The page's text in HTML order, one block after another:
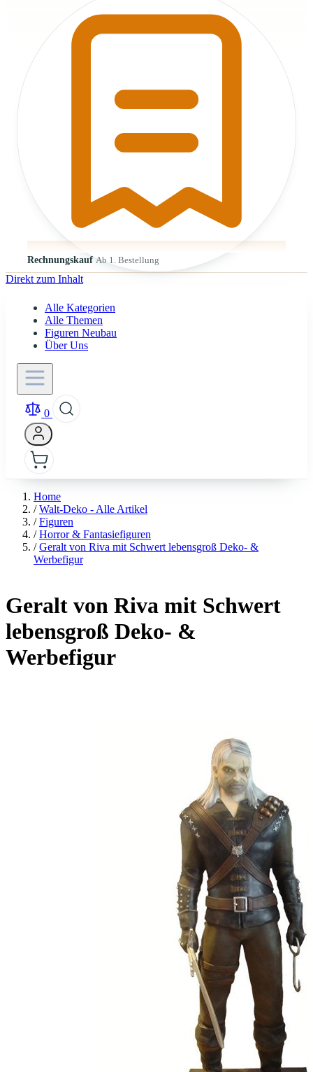
Rechnungskauf Ab 1. Bestellung
Direkt zum Inhalt
Alle Kategorien
Alle Themen
Figuren Neubau
Über Uns
0
Home
/ Walt-Deko - Alle Artikel
/ Figuren
/ Horror & Fantasiefiguren
/ Geralt von Riva mit Schwert lebensgroß Deko- &
Werbefigur
Geralt von Riva mit Schwert
lebensgroß Deko- &
Werbefigur